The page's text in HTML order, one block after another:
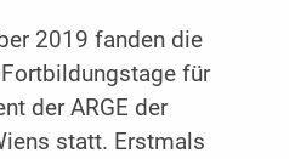
2019 fanden die
für
der ARGE der
statt. Erstmals